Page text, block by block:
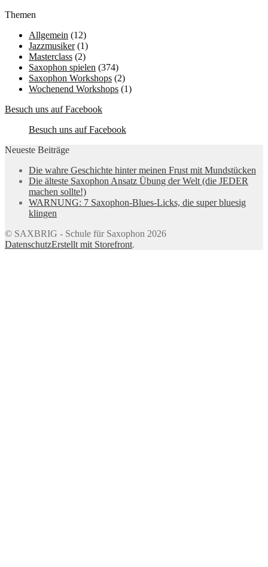
Themen
Allgemein (12)
Jazzmusiker(1)
Masterclass (2)
Saxophon spielen (374)
Saxophon Workshops (2)
Wochenend Workshops (1)
Besuch uns auf Facebook
Besuch uns auf Facebook
Neueste Beiträge
Die wahre Geschichte hinter meinen Frust mit Mundstücken
Die älteste Saxophon Ansatz Übung der Welt (die JEDER
machen sollte!)
WARNUNG: 7 Saxophon-Blues-Licks, die super bluesig
klingen
© SAXBRIG - Schule für Saxophon 2026
DatenschutzErstellt mit Storefront.